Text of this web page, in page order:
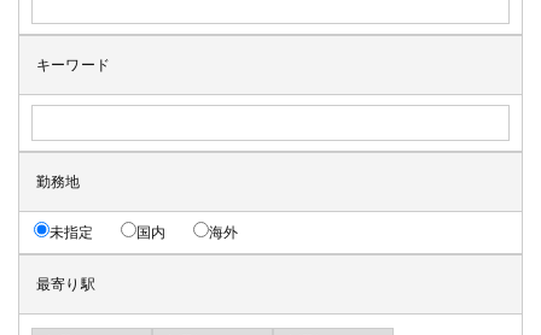
キーワード
勤務地
未指定 国内 海外
最寄り駅